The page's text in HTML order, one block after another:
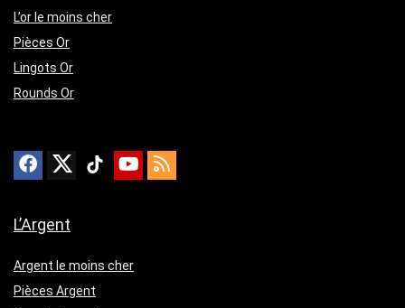
L’or le moins cher
Pièces Or
Lingots Or
Rounds Or
L’Argent
Argent le moins cher
Pièces Argent